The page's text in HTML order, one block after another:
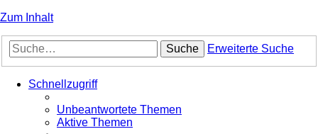
Zum Inhalt
Suche Erweiterte Suche
Schnellzugriff
Unbeantwortete Themen
Aktive Themen